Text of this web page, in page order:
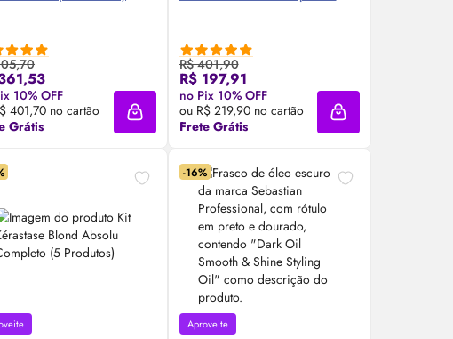
10% OFF
401,70 no cartão
Grátis
Compre Agora ❯
Adicionar à sacola
R$ 401,90
R$ 197,91
no Pix 10% OFF
ou R$ 219,90 no cartão
Frete Grátis
Compre Agora ❯
Adicionar à sacola
-16%
Aproveite